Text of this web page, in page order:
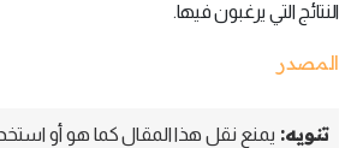
النتائج التي يرغبون فيها.
المصدر
تنويه: يمنع نقل هذا المقال كما هو أو